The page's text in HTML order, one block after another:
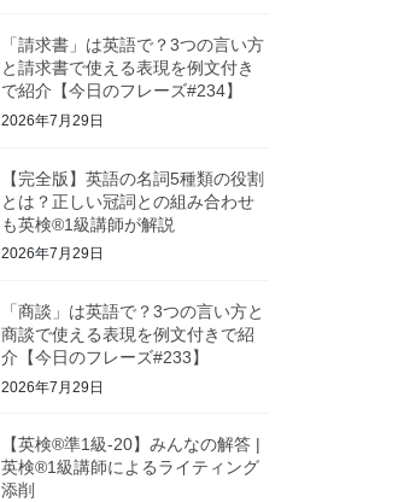
「請求書」は英語で？3つの言い方
と請求書で使える表現を例文付き
で紹介【今日のフレーズ#234】
2026年7月29日
【完全版】英語の名詞5種類の役割
とは？正しい冠詞との組み合わせ
も英検®1級講師が解説
2026年7月29日
「商談」は英語で？3つの言い方と
商談で使える表現を例文付きで紹
介【今日のフレーズ#233】
2026年7月29日
【英検®準1級-20】みんなの解答 |
英検®1級講師によるライティング
添削